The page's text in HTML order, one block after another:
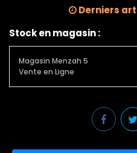
Derniers
Stock en magasin :
Magasin Menzah 5
Vente en Ligne